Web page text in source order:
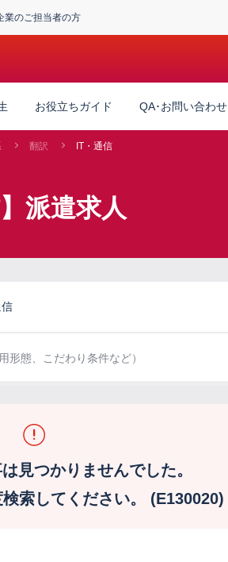
業のご担当者の方
お役立ちガイド QA･お問い合わせ
翻訳 IT・通信
派遣求人
形態、こだわり条件など）
見つかりませんでした。
索してください。 (E130020)